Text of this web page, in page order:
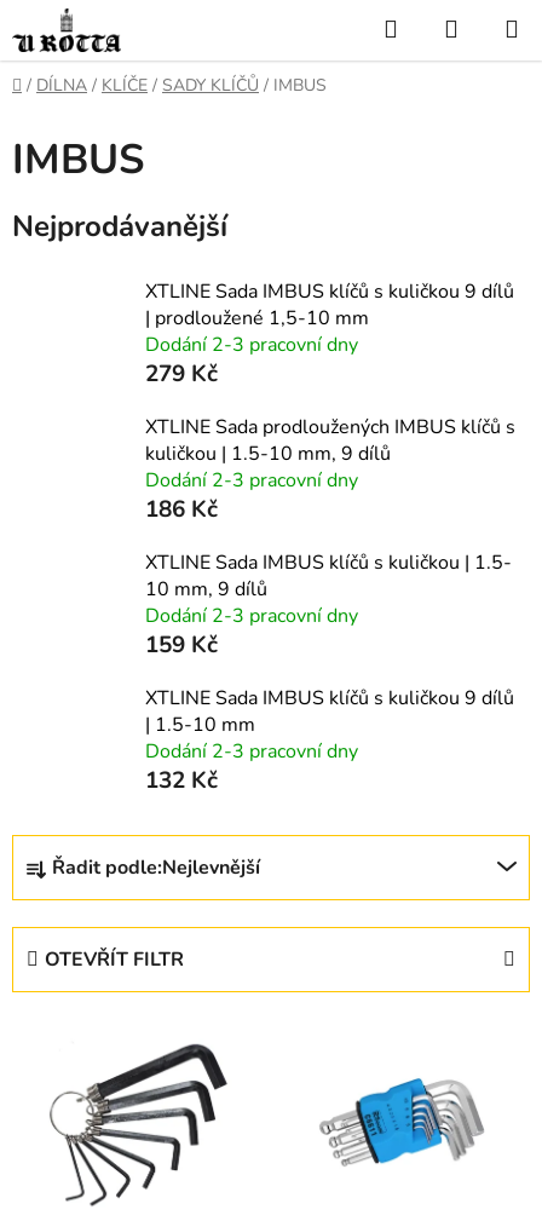
na
obsah
Hledat
KOŠÍK
DOMŮ
/ DÍLNA / KLÍČE / SADY KLÍČŮ / IMBUS
IMBUS
Nejprodávanější
XTLINE Sada IMBUS klíčů s kuličkou 9 dílů
| prodloužené 1,5-10 mm
Dodání 2-3 pracovní dny
279 Kč
XTLINE Sada prodloužených IMBUS klíčů s
kuličkou | 1.5-10 mm, 9 dílů
Dodání 2-3 pracovní dny
186 Kč
XTLINE Sada IMBUS klíčů s kuličkou | 1.5-
10 mm, 9 dílů
Dodání 2-3 pracovní dny
159 Kč
XTLINE Sada IMBUS klíčů s kuličkou 9 dílů
| 1.5-10 mm
Dodání 2-3 pracovní dny
132 Kč
Ř
z
Řadit podle:Nejlevnější
OTEVŘÍT FILTR